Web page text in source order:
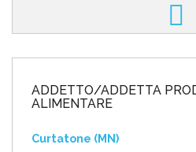
ADDETTO/ADDETTA
ALIMENTARE
Curtatone (MN)